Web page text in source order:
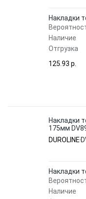
Накладки
Наличие
Отгрузка
125.93 p.
Накладки
175мм
DUROLINE
Накладки
Наличие